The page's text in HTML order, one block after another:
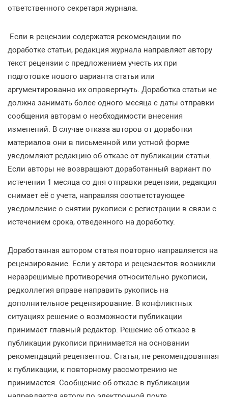
ответственного секретаря журнала.
Если в рецензии содержатся рекомендации по
доработке статьи, редакция журнала направляет автору
текст рецензии с предложением учесть их при
подготовке нового варианта статьи или
аргументированно их опровергнуть. Доработка статьи не
должна занимать более одного месяца с даты отправки
сообщения авторам о необходимости внесения
изменений. В случае отказа авторов от доработки
материалов они в письменной или устной форме
уведомляют редакцию об отказе от публикации статьи.
Если авторы не возвращают доработанный вариант по
истечении 1 месяца со дня отправки рецензии, редакция
снимает её с учета, направляя соответствующее
уведомление о снятии рукописи с регистрации в связи с
истечением срока, отведенного на доработку.
Доработанная автором статья повторно направляется на
рецензирование. Если у автора и рецензентов возникли
неразрешимые противоречия относительно рукописи,
редколлегия вправе направить рукопись на
дополнительное рецензирование. В конфликтных
ситуациях решение о возможности публикации
принимает главный редактор. Решение об отказе в
публикации рукописи принимается на основании
рекомендаций рецензентов. Статья, не рекомендованная
к публикации, к повторному рассмотрению не
принимается. Сообщение об отказе в публикации